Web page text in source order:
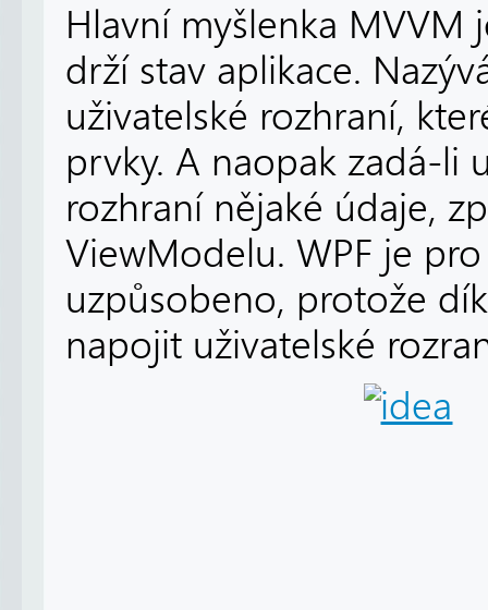
Hlavní myšlenka MVVM
drží stav aplikace.
uživatelské rozhraní,
prvky. A naopak zadá-li
rozhraní nějaké údaje,
ViewModelu. WPF je
uzpůsobeno, protože
napojit uživatelské